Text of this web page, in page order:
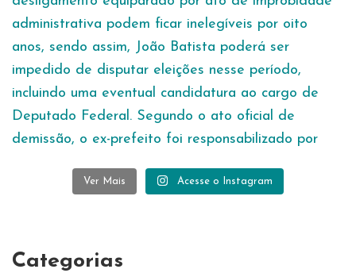
Ver Mais Acesse o Instagram
Categorias